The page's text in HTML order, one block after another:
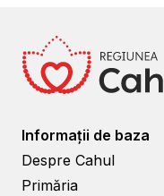
Informații de baza
Despre Cahul
Primăria